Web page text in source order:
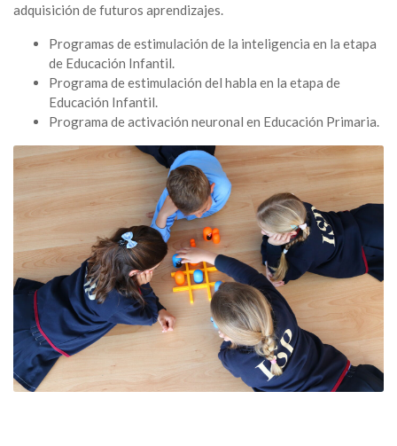
adquisición de futuros aprendizajes.
Programas de estimulación de la inteligencia en la etapa
de Educación Infantil.
Programa de estimulación del habla en la etapa de
Educación Infantil.
Programa de activación neuronal en Educación Primaria.